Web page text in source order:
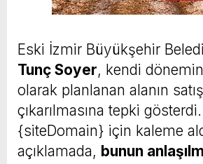
Eski İzmir Büyükşehir
Tunç Soyer, kendi
olarak planlanan alanın
çıkarılmasına tepki
{siteDomain} için kaleme
açıklamada, bunun